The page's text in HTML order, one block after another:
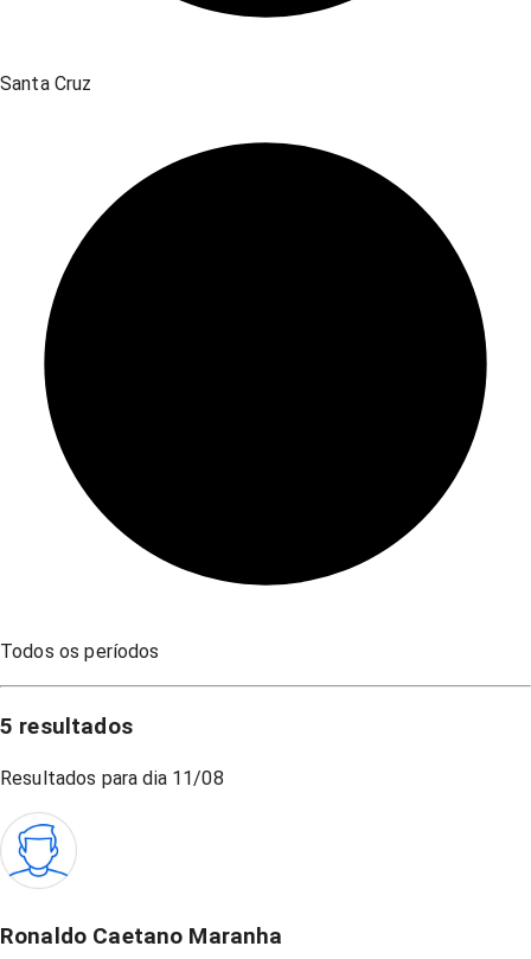
Santa Cruz
Todos os períodos
5 resultados
Resultados para dia 11/08
Ronaldo Caetano Maranha